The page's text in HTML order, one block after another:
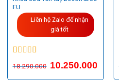
EU
Liên hệ Zalo để nhận
giá tốt
hạng5.005
18.290.000 10.250.000